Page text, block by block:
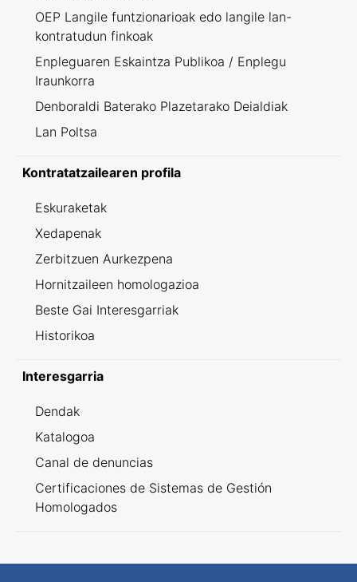
OEP Langile funtzionarioak edo langile lan-
kontratudun finkoak
Enpleguaren Eskaintza Publikoa / Enplegu
Iraunkorra
Denboraldi Baterako Plazetarako Deialdiak
Lan Poltsa
Kontratatzailearen profila
Eskuraketak
Xedapenak
Zerbitzuen Aurkezpena
Hornitzaileen homologazioa
Beste Gai Interesgarriak
Historikoa
Interesgarria
Dendak
Katalogoa
Canal de denuncias
Certificaciones de Sistemas de Gestión
Homologados